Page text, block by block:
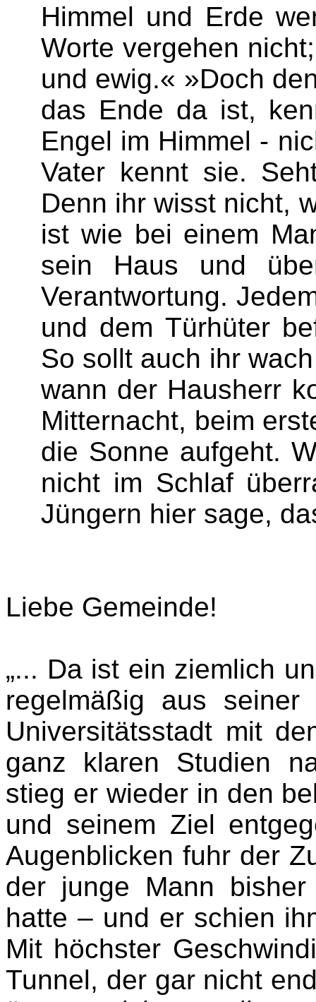
Himmel und Erde
Worte vergehen
und ewig.« »Doch
das Ende da ist,
Engel im Himmel -
Vater kennt sie.
Denn ihr wisst nicht,
ist wie bei einem
sein Haus und
Verantwortung.
und dem Türhüter
So sollt auch ihr
wann der Hausherr
Mitternacht, beim
die Sonne aufgeht.
nicht im Schlaf
Jüngern hier sage,
Liebe Gemeinde!
„... Da ist ein ziemlich
regelmäßig aus
Universitätsstadt mit
ganz klaren Studien
stieg er wieder in den
und seinem Ziel
Augenblicken fuhr der
der junge Mann
hatte – und er schien
Mit höchster
Tunnel, der gar nicht